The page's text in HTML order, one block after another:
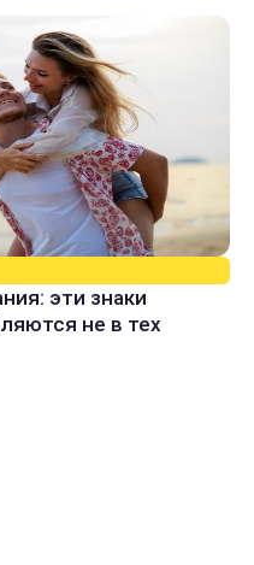
эти знаки
не в тех